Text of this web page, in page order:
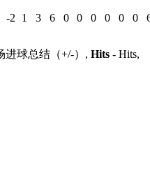
-2 1 3 6 0 0 0 0 0 0
进球总结（+/-）, Hits - Hits,